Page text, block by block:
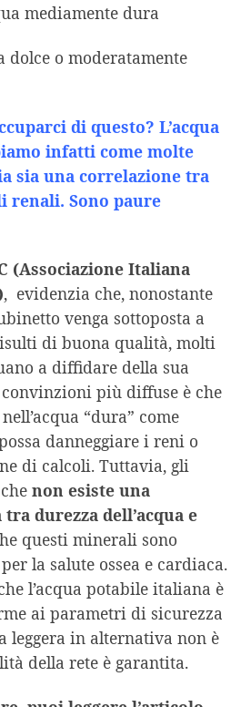
mediamente dura
dolce o moderatamente
di questo? L’acqua
infatti come molte
sia una correlazione tra
renali. Sono paure
(Associazione Italiana
, evidenzia che, nonostante
venga sottoposta a
di buona qualità, molti
a diffidare della sua
più diffuse è che
“dura” come
danneggiare i reni o
di calcoli. Tuttavia, gli
non esiste una
durezza dell’acqua e
questi minerali sono
la salute ossea e cardiaca.
l’acqua potabile italiana è
ai parametri di sicurezza
leggera in alternativa non è
della rete è garantita.